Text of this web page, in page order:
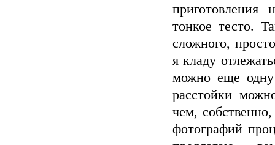
приготовления
тонкое тесто.
сложного,
я кладу
можно еще одну
расстойки
чем,
фотографий